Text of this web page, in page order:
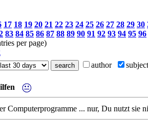
17 18 19 20 21 22 23 24 25 26 27 28 29 30
83 84 85 86 87 88 89 90 91 92 93 94 95 96
per page)
author subject
Computerprogramme ... nur, Du nutzt sie